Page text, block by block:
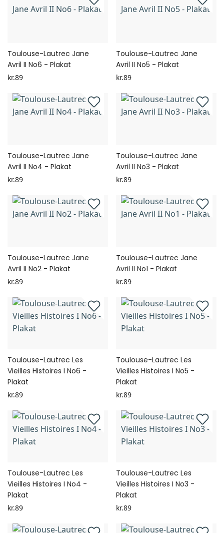
Toulouse-Lautrec Jane
Avril II No6 - Plakat
kr.89
Toulouse-Lautrec Jane
Avril II No5 - Plakat
kr.89
Toulouse-Lautrec Jane
Avril II No4 - Plakat
kr.89
Toulouse-Lautrec Jane
Avril II No3 - Plakat
kr.89
Toulouse-Lautrec Jane
Avril II No2 - Plakat
kr.89
Toulouse-Lautrec Jane
Avril II No1 - Plakat
kr.89
Toulouse-Lautrec Les
Vieilles Histoires I No6 -
Plakat
kr.89
Toulouse-Lautrec Les
Vieilles Histoires I No5 -
Plakat
kr.89
Toulouse-Lautrec Les
Vieilles Histoires I No4 -
Plakat
kr.89
Toulouse-Lautrec Les
Vieilles Histoires I No3 -
Plakat
kr.89